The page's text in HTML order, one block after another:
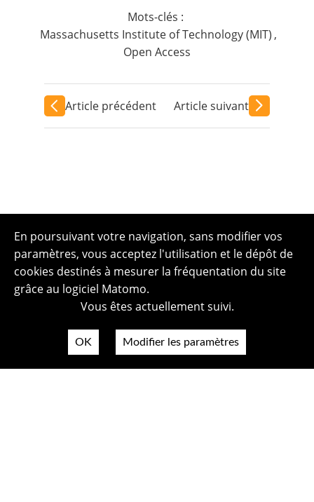
Mots-clés :
Massachusetts Institute of Technology (MIT) ,
Open Access
Article précédent Article suivant
En poursuivant votre navigation, sans modifier vos
paramètres, vous acceptez l'utilisation et le dépôt de
cookies destinés à mesurer la fréquentation du site
grâce au logiciel Matomo.
Vous êtes actuellement suivi.
OK Modifier les paramètres